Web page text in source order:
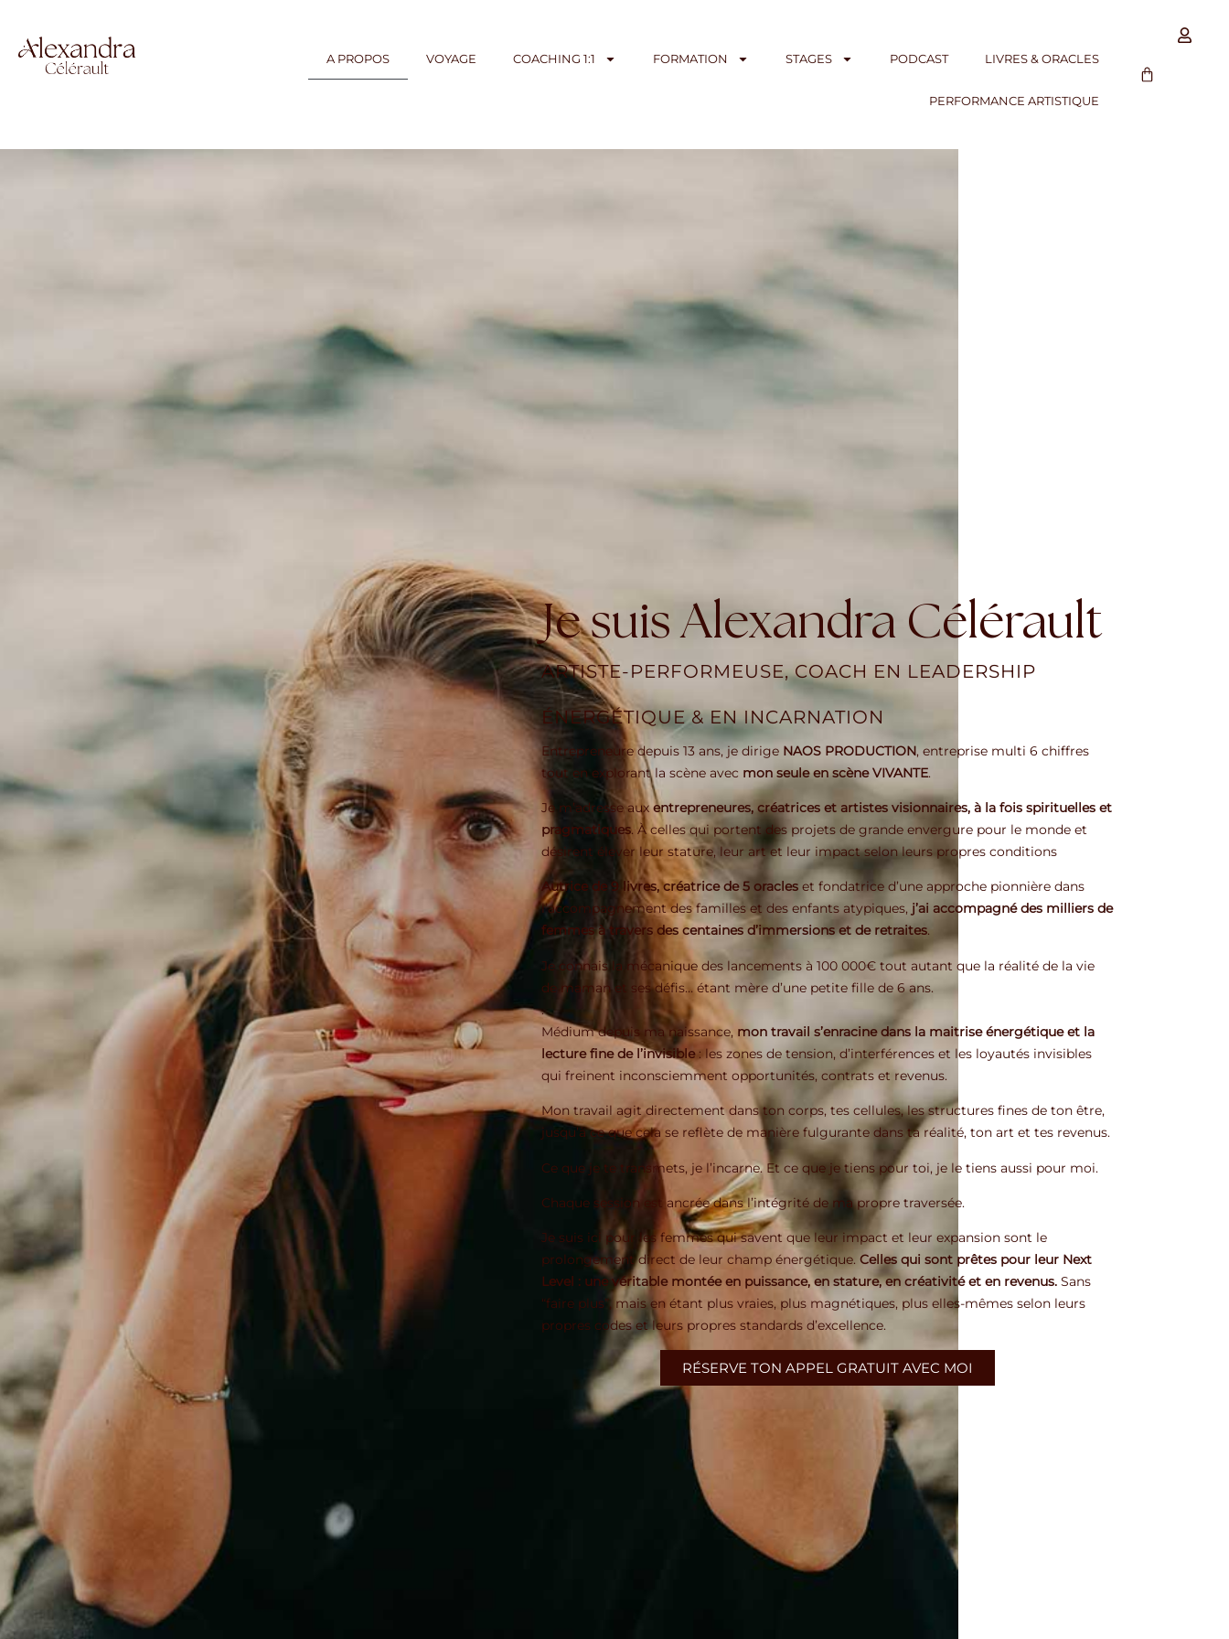
A PROPOS VOYAGE COACHING 1:1 FORMATION STAGES PODCAST LIVRES & ORACLES
PERFORMANCE ARTISTIQUE
Je suis Alexandra Célérault
ARTISTE-PERFORMEUSE, COACH EN LEADERSHIP
ÉNERGÉTIQUE & EN INCARNATION
Entrepreneure depuis 13 ans, je dirige NAOS PRODUCTION, entreprise multi 6 chiffres
tout en explorant la scène avec mon seule en scène VIVANTE.
Je m’adresse auxentrepreneures, créatrices et artistes visionnaires, à la fois spirituelles et
pragmatiques. À celles qui portent des projets de grande envergure pour le monde et
désirent élever leur stature, leur art et leur impact selon leurs propres conditions
Autrice de 9 livres, créatrice de 5 oracles et fondatrice d’une approche pionnière dans
l’accompagnement des familles et des enfants atypiques, j’ai accompagné des milliers de
femmes à travers des centaines d’immersions et de retraites.
Je connais la mécanique des lancements à 100 000€ tout autant que la réalité de la vie
de maman et ses défis… étant mère d’une petite fille de 6 ans.
.
Médium depuis ma naissance, mon travail s’enracine dans la maitrise énergétique et la
lecture fine de l’invisible: les zones de tension, d’interférences et les loyautés invisibles
qui freinent inconsciemment opportunités, contrats et revenus.
Mon travail agit directement dans ton corps, tes cellules, les structures fines de ton être,
jusqu’à ce que cela se reflète de manière fulgurante dans ta réalité, ton art et tes revenus.
Ce que je te transmets, je l’incarne. Et ce que je tiens pour toi, je le tiens aussi pour moi.
Chaque session est ancrée dans l’intégrité de ma propre traversée.
Je suis ici pour les femmes qui savent que leur impact et leur expansion sont le
prolongement direct de leur champ énergétique. Celles qui sont prêtes pour leur Next
Level : une véritable montée en puissance, en stature, en créativité et en revenus. Sans
“faire plus”, mais en étant plus vraies, plus magnétiques, plus elles-mêmes selon leurs
propres codes et leurs propres standards d’excellence.
RÉSERVE TON APPEL GRATUIT AVEC MOI